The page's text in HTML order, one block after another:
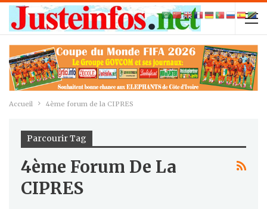
Accueil 4ème forum de la CIPRES
Parcourir Tag
4ème Forum De La
CIPRES